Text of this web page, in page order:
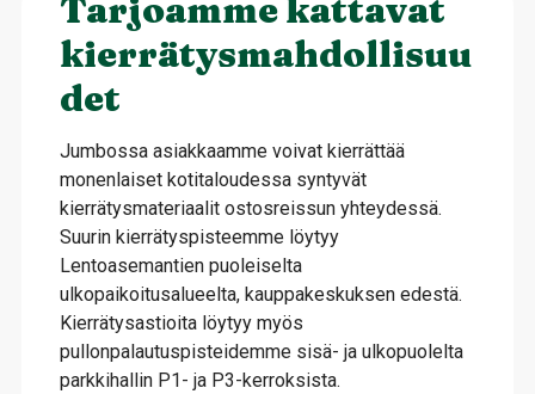
Tarjoamme kattavat
kierrätysmahdollisuu
det
Jumbossa asiakkaamme voivat kierrättää
monenlaiset kotitaloudessa syntyvät
kierrätysmateriaalit ostosreissun yhteydessä.
Suurin kierrätyspisteemme löytyy
Lentoasemantien puoleiselta
ulkopaikoitusalueelta, kauppakeskuksen edestä.
Kierrätysastioita löytyy myös
pullonpalautuspisteidemme sisä- ja ulkopuolelta
parkkihallin P1- ja P3-kerroksista.